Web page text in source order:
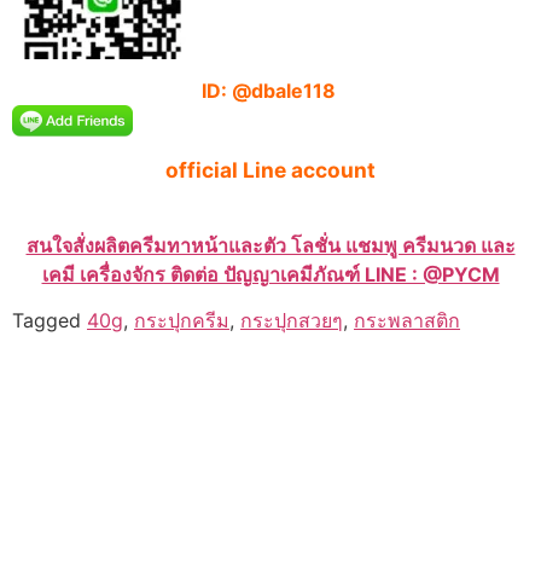
ID: @dbale118
official Line account
สนใจสั่งผลิตครีมทาหน้าและตัว โลชั่น แชมพู ครีมนวด และ
เคมี เครื่องจักร ติดต่อ ปัญญาเคมีภัณฑ์ LINE : @PYCM
Tagged 40g, กระปุกครีม, กระปุกสวยๆ, กระพลาสติก